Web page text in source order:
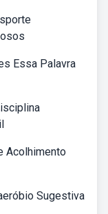
Essa Palavra
Acolhimento
Sugestiva